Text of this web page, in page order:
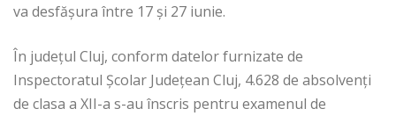
va desfășura între 17 și 27 iunie.
În județul Cluj, conform datelor furnizate de
Inspectoratul Școlar Județean Cluj, 4.628 de absolvenți
de clasa a XII-a s-au înscris pentru examenul de